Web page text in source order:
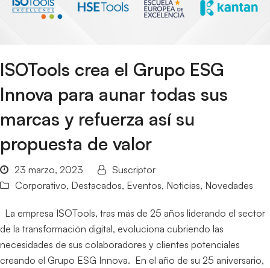
ISOTools crea el Grupo ESG
Innova para aunar todas sus
marcas y refuerza así su
propuesta de valor
23 marzo, 2023
Suscriptor
Corporativo, Destacados, Eventos, Noticias, Novedades
La empresa ISOTools, tras más de 25 años liderando el sector
de la transformación digital, evoluciona cubriendo las
necesidades de sus colaboradores y clientes potenciales
creando el Grupo ESG Innova. En el año de su 25 aniversario,